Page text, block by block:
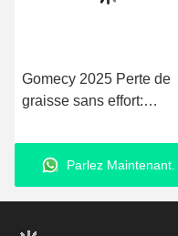
Gomecy 2025 Perte de
graisse sans effort:
douleur + machine de
physiothérapie EMS
Parlez Maintenant.